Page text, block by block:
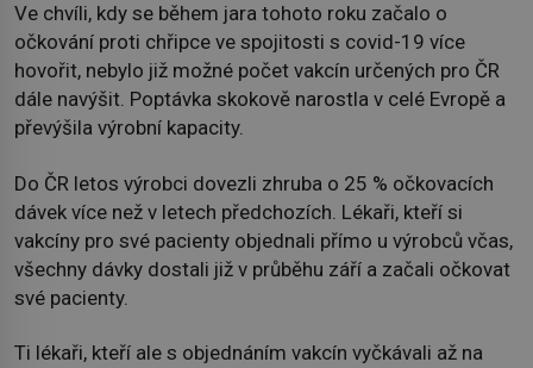
Ve chvíli, kdy se během jara tohoto roku začalo o
očkování proti chřipce ve spojitosti s covid-19 více
hovořit, nebylo již možné počet vakcín určených pro ČR
dále navýšit. Poptávka skokově narostla v celé Evropě a
převýšila výrobní kapacity.
Do ČR letos výrobci dovezli zhruba o 25 % očkovacích
dávek více než v letech předchozích. Lékaři, kteří si
vakcíny pro své pacienty objednali přímo u výrobců včas,
všechny dávky dostali již v průběhu září a začali očkovat
své pacienty.
Ti lékaři, kteří ale s objednáním vakcín vyčkávali až na